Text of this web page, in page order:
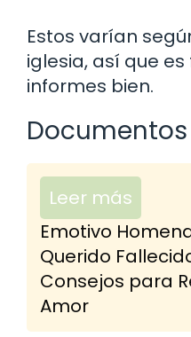
Estos varían
iglesia, así que
informes bien.
Leer más
Emotivo
Querido
Consejos para
Amor